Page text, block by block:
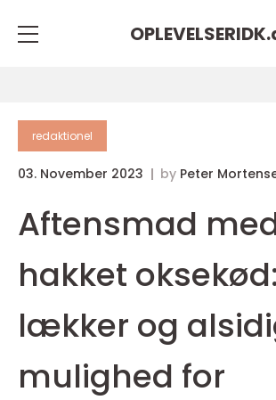
OPLEVELSERIDK.
redaktionel
03. November 2023 by Peter
Aftensmad
hakket
lækker og
mulighed for